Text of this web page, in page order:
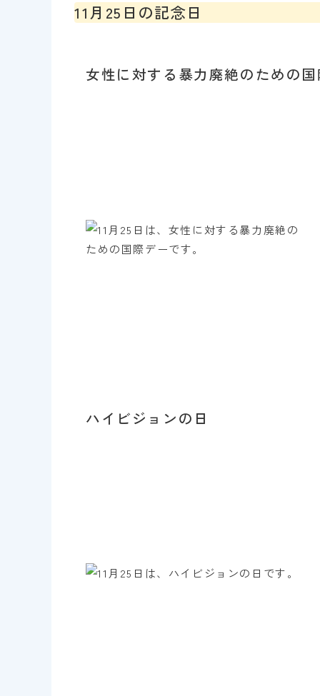
11月25日の記念日
女性に対する暴力廃絶のための
ハイビジョンの日